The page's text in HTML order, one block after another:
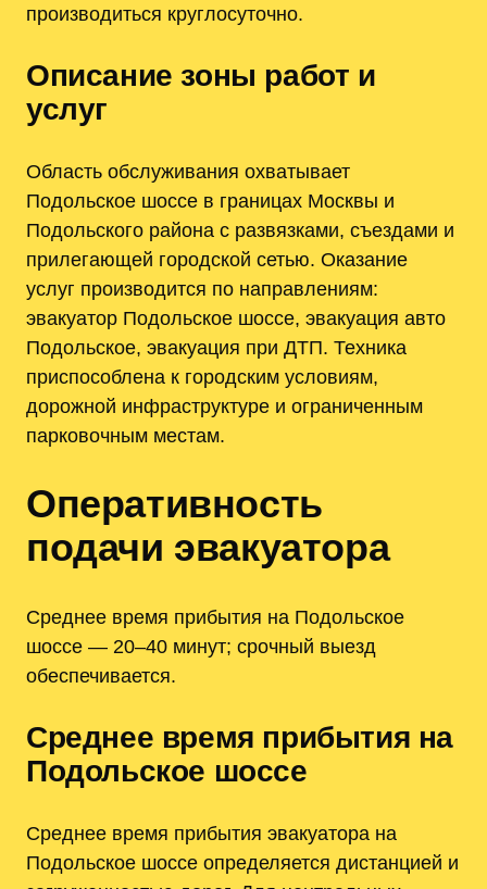
производиться круглосуточно.
Описание зоны работ и
услуг
Область обслуживания охватывает
Подольское шоссе в границах Москвы и
Подольского района с развязками, съездами и
прилегающей городской сетью. Оказание
услуг производится по направлениям:
эвакуатор Подольское шоссе, эвакуация авто
Подольское, эвакуация при ДТП. Техника
приспособлена к городским условиям,
дорожной инфраструктуре и ограниченным
парковочным местам.
Оперативность
подачи эвакуатора
Среднее время прибытия на Подольское
шоссе — 20–40 минут; срочный выезд
обеспечивается.
Среднее время прибытия на
Подольское шоссе
Среднее время прибытия эвакуатора на
Подольское шоссе определяется дистанцией и